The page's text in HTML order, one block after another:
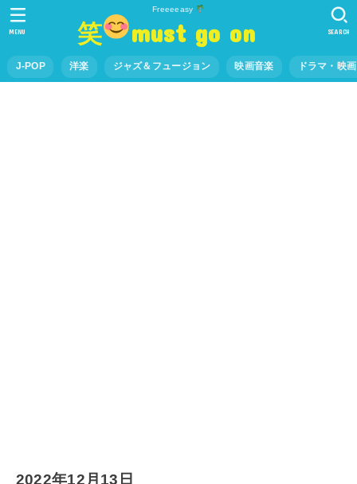
Freeeeasy
笑 must go on
J-POP 洋楽 ジャズ＆フュージョン 映画音楽 ドラマ・映
SEARCH
MENU
2022年12月13日